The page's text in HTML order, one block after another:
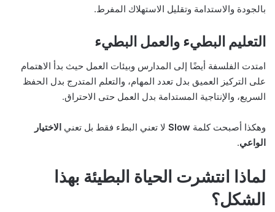
بالجودة والاستدامة وتقليل الاستهلاك المفرط.
التعليم البطيء والعمل البطيء
امتدت الفلسفة أيضًا إلى المدارس وبيئات العمل حيث بدأ الاهتمام
على التركيز العميق بدل تعدد المهام، والتعلم المتدرج بدل الحفظ
السريع، والإنتاجية المستدامة بدل العمل حتى الاحتراق.
وهكذا أصبحت كلمة Slow لا تعني البطء فقط بل تعني الاختيار
الواعي.
لماذا انتشرت الحياة البطيئة بهذا
الشكل؟